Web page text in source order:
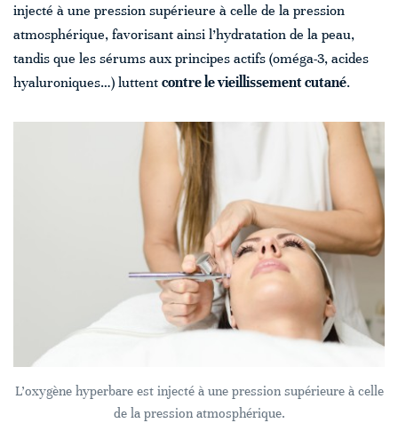
injecté à une pression supérieure à celle de la pression
atmosphérique, favorisant ainsi l’hydratation de la peau,
tandis que les sérums aux principes actifs (oméga-3, acides
hyaluroniques…) luttent contre le vieillissement cutané.
L’oxygène hyperbare est injecté à une pression supérieure à celle
de la pression atmosphérique.